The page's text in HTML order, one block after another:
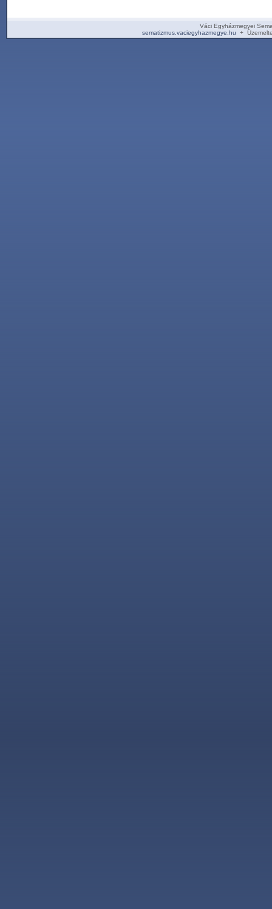
Váci Egyházmegyei
sematizmus.vaciegyhazmegye.hu +